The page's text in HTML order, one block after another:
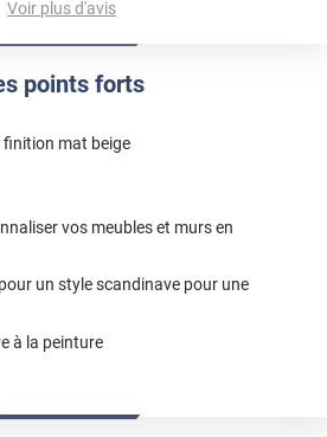
points forts
finition mat beige
vos meubles et murs en
un style scandinave pour une
à la peinture
Voir plus d'avis